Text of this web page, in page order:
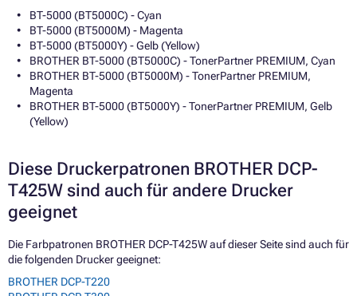
BT-5000 (BT5000C) - Cyan
BT-5000 (BT5000M) - Magenta
BT-5000 (BT5000Y) - Gelb (Yellow)
BROTHER BT-5000 (BT5000C) - TonerPartner PREMIUM, Cyan
BROTHER BT-5000 (BT5000M) - TonerPartner PREMIUM,
Magenta
BROTHER BT-5000 (BT5000Y) - TonerPartner PREMIUM, Gelb
(Yellow)
Diese Druckerpatronen BROTHER DCP-
T425W sind auch für andere Drucker
geeignet
Die Farbpatronen BROTHER DCP-T425W auf dieser Seite sind auch für
die folgenden Drucker geeignet:
BROTHER DCP-T220